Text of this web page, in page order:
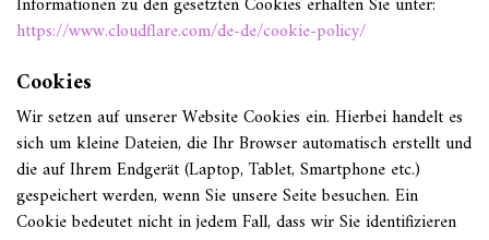
https://www.cloudflare.com/de-de/cookie-policy/
Cookies
Wir setzen auf unserer Website Cookies ein. Hierbei handelt es
sich um kleine Dateien, die Ihr Browser automatisch erstellt und
die auf Ihrem Endgerät (Laptop, Tablet, Smartphone etc.)
gespeichert werden, wenn Sie unsere Seite besuchen. Ein
Cookie bedeutet nicht in jedem Fall, dass wir Sie identifizieren